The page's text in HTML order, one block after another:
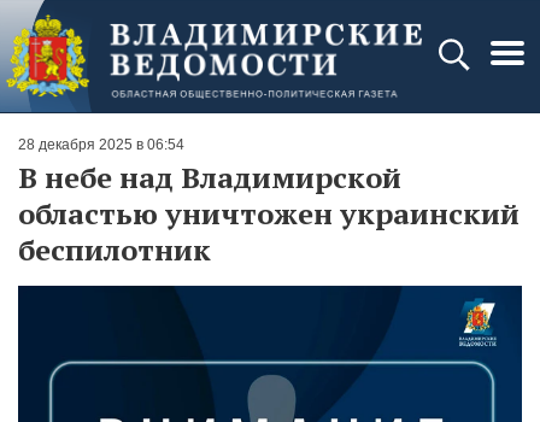
28 декабря 2025 в 06:54
В небе над Владимирской
областью уничтожен украинский
беспилотник